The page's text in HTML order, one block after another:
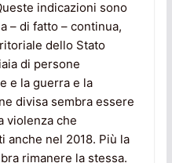
indicazioni sono
– di fatto – continua,
dello Stato
di persone
e la guerra e la
divisa sembra essere
violenza che
anche nel 2018. Più la
rimanere la stessa.